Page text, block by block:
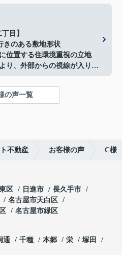
ーズに建築可能
500ｍ
利な住環境
ーまで車で約3分で車移動の
カーで建築可能
目】
きのある敷地形状
位置する住環境重視の立地
り、外部からの視線が入りに
ライバシー性の高い敷地形状
土地】
の声一覧
不動産 お客様の声 C様
区 日進市
長久手市
名古屋市天白区
名古屋市緑区
通 千種 本郷 栄
塚田